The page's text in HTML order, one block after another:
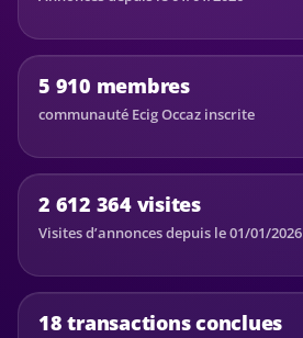
5 910 membres
communauté Ecig Occaz inscrite
2 612 364 visites
Visites d’annonces depuis le 01/01/2026
18 transactions conclues